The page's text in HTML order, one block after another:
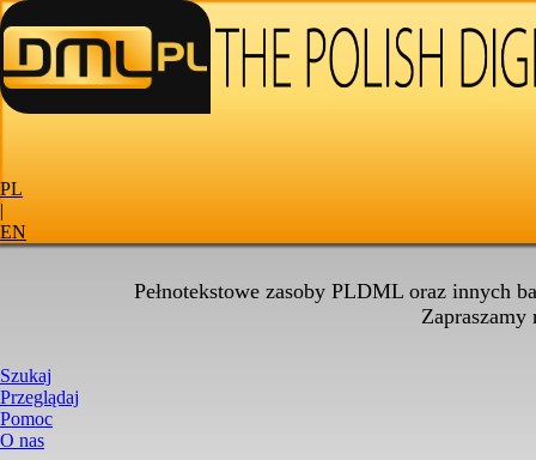
PL
|
EN
Pełnotekstowe zasoby PLDML oraz innych
Zapraszamy
Szukaj
Przeglądaj
Pomoc
O nas